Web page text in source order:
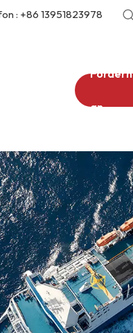
: +86 13951823978
an